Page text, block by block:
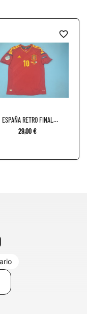
ESPAÑA RETRO FINAL
EUROCOPA...
29,00 €
favorite_border
TikTok